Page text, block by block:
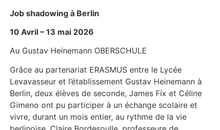
Job shadowing à Berlin
10 Avril – 13 mai 2026
Au Gustav Heinemann OBERSCHULE
Grâce au partenariat ERASMUS entre le Lycée
Levavasseur et l’établissement Gustav Heinemann à
Berlin, deux élèves de seconde, James Fix et Céline
Gimeno ont pu participer à un échange scolaire et
vivre, durant un mois entier, au rythme de la vie